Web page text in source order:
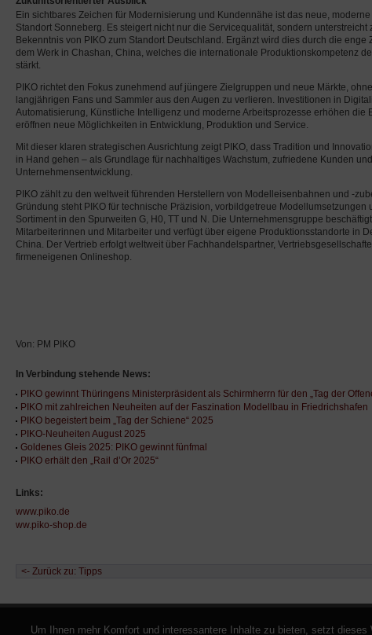
Um Ihnen mehr Komfort und interessantere Inhalte zu bieten, setzt
Ein sichtbares Zeichen für Modernisierung und Kundennähe ist das neue,
Standort Sonneberg. Es steigert nicht nur die Servicequalität, sondern unterstreicht
Bekenntnis von PIKO zum Standort Deutschland. Ergänzt wird dies durch die enge
dem Werk in Chashan, China, welches die internationale Produktionskompetenz
stärkt.
PIKO richtet den Fokus zunehmend auf jüngere Zielgruppen und neue Märkte,
langjährigen Fans und Sammler aus den Augen zu verlieren. Investitionen in
Automatisierung, Künstliche Intelligenz und moderne Arbeitsprozesse erhöhen die
eröffnen neue Möglichkeiten in Entwicklung, Produktion und Service.
Mit dieser klaren strategischen Ausrichtung zeigt PIKO, dass Tradition und
in Hand gehen – als Grundlage für nachhaltiges Wachstum, zufriedene Kunden
Unternehmensentwicklung.
PIKO zählt zu den weltweit führenden Herstellern von Modelleisenbahnen und -
Gründung steht PIKO für technische Präzision, vorbildgetreue Modellumsetzungen
Sortiment in den Spurweiten G, H0, TT und N. Die Unternehmensgruppe
Mitarbeiterinnen und Mitarbeiter und verfügt über eigene Produktionsstandorte in
China. Der Vertrieb erfolgt weltweit über Fachhandelspartner,
firmeneigenen Onlineshop.
Von: PM PIKO
In Verbindung stehende News:
PIKO gewinnt Thüringens Ministerpräsident als Schirmherrn für den „Tag der
PIKO mit zahlreichen Neuheiten auf der Faszination Modellbau in Friedrichshafen
PIKO begeistert beim „Tag der Schiene“ 2025
PIKO-Neuheiten August 2025
Goldenes Gleis 2025: PIKO gewinnt fünfmal
PIKO erhält den „Rail d’Or 2025“
Links:
www.piko.de
ww.piko-shop.de
<- Zurück zu: Tipps